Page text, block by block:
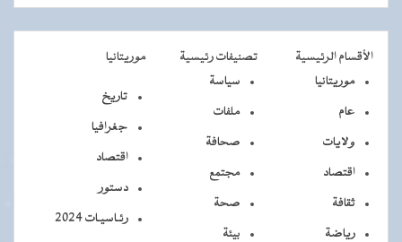
الأقسام الرئيسية تصنيفات رئيسية
موريتانيا
موريتانيا
عام
ولايات
اقتصاد
ثقافة
رياضة
سياسة
ملفات
صحافة
مجتمع
صحة
بيئة
تاريخ
جغرافيا
اقتصاد
دستور
رئـاسيـات 2024